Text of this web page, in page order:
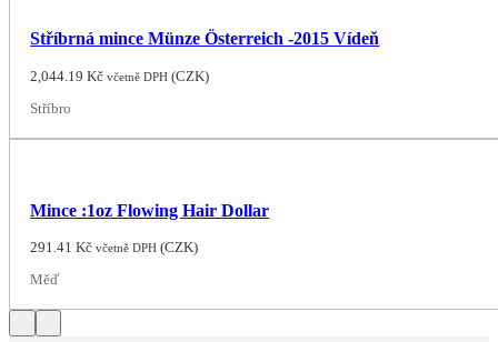
Stříbrná mince Münze Österreich -2015 Vídeň
2,044.19Kč včetně DPH (CZK)
Stříbro
Mince :1oz Flowing Hair Dollar
291.41Kč včetně DPH (CZK)
Měď